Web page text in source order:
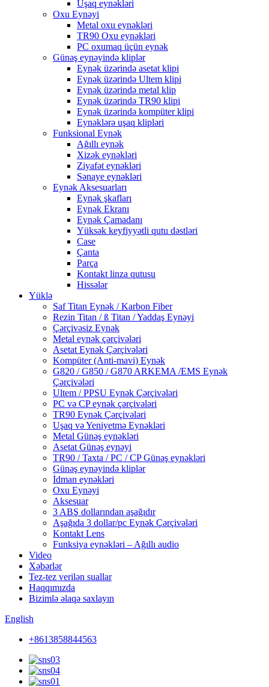
Uşaq eynəkləri
Oxu Eynəyi
Metal oxu eynəkləri
TR90 Oxu eynəkləri
PC oxumaq üçün eynək
Günəş eynəyində kliplər
Eynək üzərində asetat klipi
Eynək üzərində Ultem klipi
Eynək üzərində metal klip
Eynək üzərində TR90 klipi
Eynək üzərində kompüter klipi
Eynəklərə uşaq klipləri
Funksional Eynək
Ağıllı eynək
Xizək eynəkləri
Ziyafət eynəkləri
Sənaye eynəkləri
Eynək Aksesuarları
Eynək şkafları
Eynək Ekranı
Eynək Çamadanı
Yüksək keyfiyyətli qutu dəstləri
Case
Çanta
Parça
Kontakt linza qutusu
Hissələr
Yüklə
Saf Titan Eynək / Karbon Fiber
Rezin Titan / ß Titan / Yaddaş Eynəyi
Çərçivəsiz Eynək
Metal eynək çərçivələri
Asetat Eynək Çərçivələri
Kompüter (Anti-mavi) Eynək
G820 / G850 / G870 ARKEMA /EMS Eynək
Çərçivələri
Ultem / PPSU Eynək Çərçivələri
PC və CP eynək çərçivələri
TR90 Eynək Çərçivələri
Uşaq və Yeniyetmə Eynəkləri
Metal Günəş eynəkləri
Asetat Günəş eynəyi
TR90 / Taxta / PC / CP Günəş eynəkləri
Günəş eynəyində kliplər
İdman eynəkləri
Oxu Eynəyi
Aksesuar
3 ABŞ dollarından aşağıdır
Aşağıda 3 dollar/pc Eynək Çərçivələri
Kontakt Lens
Funksiya eynəkləri – Ağıllı audio
Video
Xəbərlər
Tez-tez verilən suallar
Haqqımızda
Bizimlə əlaqə saxlayın
English
+8613858844563